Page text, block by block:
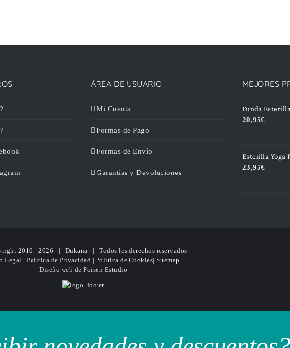
ÁREA DE USUARIO
Mi Cuenta
Formas de Pago
Formas de Envío
Garantías y Devoluciones
MEJORES
Funda
20,95€
Esterilla Yoga
23,95€
2010 - 2026 | Dukana | Todos los derechos reservados
Legal |Política de Privacidad | Política de Cookies|Sitemap
Diseño web de Poison Estudio